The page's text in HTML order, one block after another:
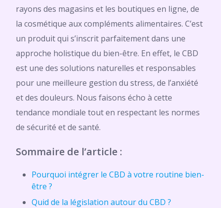
rayons des magasins et les boutiques en ligne, de
la cosmétique aux compléments alimentaires. C’est
un produit qui s’inscrit parfaitement dans une
approche holistique du bien-être. En effet, le CBD
est une des solutions naturelles et responsables
pour une meilleure gestion du stress, de l’anxiété
et des douleurs. Nous faisons écho à cette
tendance mondiale tout en respectant les normes
de sécurité et de santé.
Sommaire de l’article :
Pourquoi intégrer le CBD à votre routine bien-
être ?
Quid de la législation autour du CBD ?